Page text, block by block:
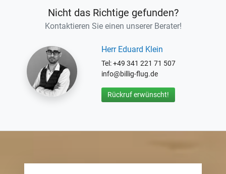
Nicht das Richtige gefunden?
Kontaktieren Sie einen unserer Berater!
Herr Eduard Klein
Tel: +49 341 221 71 507
info@billig-flug.de
Rückruf erwünscht!